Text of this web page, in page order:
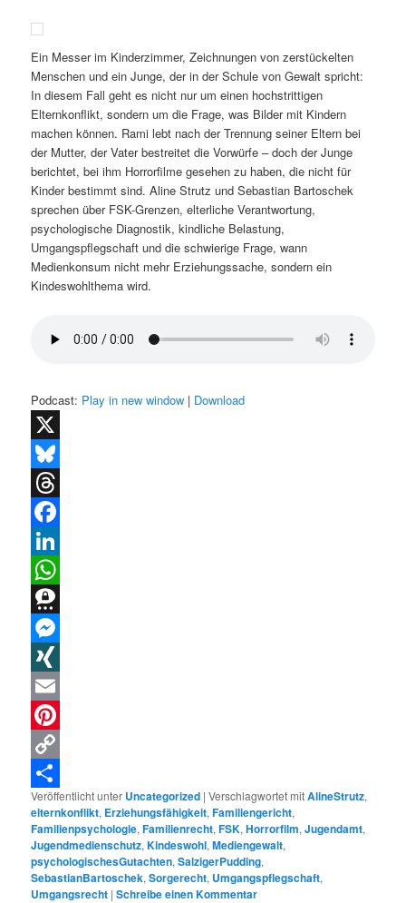
Ein Messer im Kinderzimmer, Zeichnungen von zerstückelten
Menschen und ein Junge, der in der Schule von Gewalt spricht:
In diesem Fall geht es nicht nur um einen hochstrittigen
Elternkonflikt, sondern um die Frage, was Bilder mit Kindern
machen können. Rami lebt nach der Trennung seiner Eltern bei
der Mutter, der Vater bestreitet die Vorwürfe – doch der Junge
berichtet, bei ihm Horrorfilme gesehen zu haben, die nicht für
Kinder bestimmt sind. Aline Strutz und Sebastian Bartoschek
sprechen über FSK-Grenzen, elterliche Verantwortung,
psychologische Diagnostik, kindliche Belastung,
Umgangspflegschaft und die schwierige Frage, wann
Medienkonsum nicht mehr Erziehungssache, sondern ein
Kindeswohlthema wird.
Podcast: Play in new window | Download
X
Bluesky
Threads
Facebook
LinkedIn
WhatsApp
Threema
Messenger
XING
Email
Pinterest
Copy
Link
Teilen
Veröffentlicht unter Uncategorized |Verschlagwortet mitAlineStrutz,
elternkonflikt, Erziehungsfähigkeit,Familiengericht,
Familienpsychologie,Familienrecht,FSK,Horrorfilm,Jugendamt,
Jugendmedienschutz,Kindeswohl,Mediengewalt,
psychologischesGutachten,SalzigerPudding,
SebastianBartoschek,Sorgerecht, Umgangspflegschaft,
Umgangsrecht |Schreibe einen Kommentar